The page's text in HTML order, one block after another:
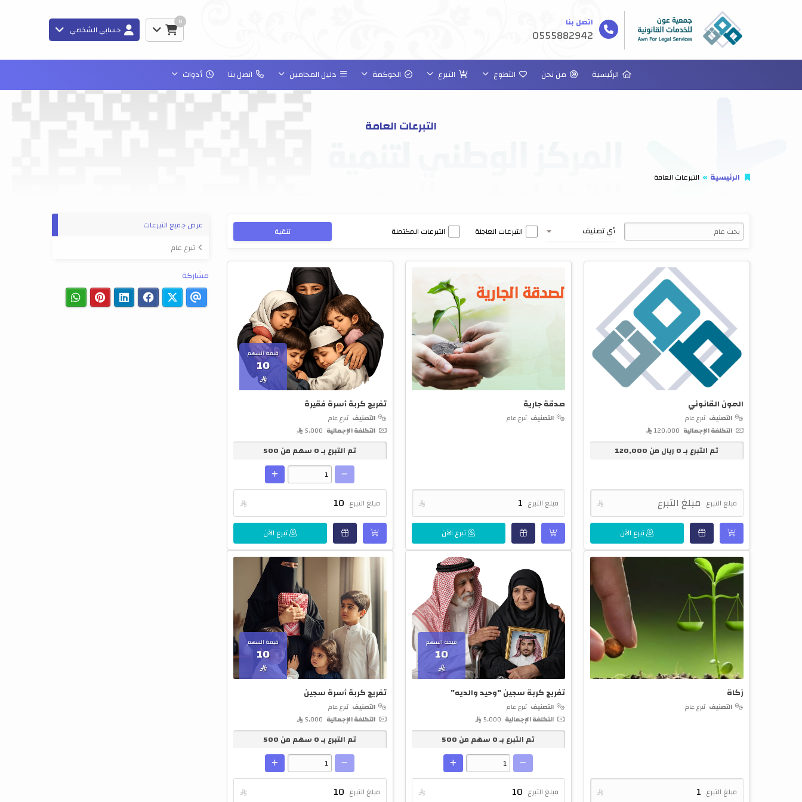
اتصل بنا
0555882942
0
حسابي الشخصي
الرئيسية من نحن التطوع التبرع الحوكمة دليل المحامين اتصل بنا أدوات
التبرعات العامة
الرئيسية التبرعات العامة
أي تصنيف التبرعات العاجلة التبرعات المكتملة تنقية
العون القانوني
التصنيف تبرع عام
التكلفة الإجمالية
تم التبرع بـ0 ريال من 120,000
مبلغ التبرع 
تبرع الآن
صدقة جارية
التصنيف تبرع عام
مبلغ التبرع 
تبرع الآن
قيمة السهم
10

تفريج كربة أسرة فقيرة
التصنيف تبرع عام
التكلفة الإجمالية
تم التبرع بـ0 سهم من 500
مبلغ التبرع 
تبرع الآن
زكاة
التصنيف تبرع عام
مبلغ التبرع 
قيمة السهم
10

تفريج كربة سجين "وحيد والديه"
التصنيف تبرع عام
التكلفة الإجمالية
تم التبرع بـ0 سهم من 500
مبلغ التبرع 
قيمة السهم
10

تفريج كربة أسرة سجين
التصنيف تبرع عام
التكلفة الإجمالية
تم التبرع بـ0 سهم من 500
مبلغ التبرع 
عرض جميع التبرعات
تبرع عام
مشاركة